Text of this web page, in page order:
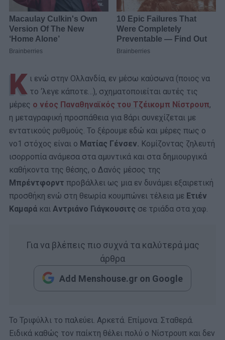
Κ ι ενώ στην Ολλανδία, εν μέσω καύσωνα (ποιος να
το ‘λεγε κάποτε…), σχηματοποιείται αυτές τις
μέρες ο νέος Παναθηναϊκός του Τζέικομπ Νίστρουπ,
η μεταγραφική προσπάθεια για 8άρι συνεχίζεται με
εντατικούς ρυθμούς. Το ξέρουμε εδώ και μέρες πως ο
νο1 στόχος είναι ο Ματίας Γένσεν. Κομίζοντας ζηλευτή
ισορροπία ανάμεσα στα αμυντικά και στα δημιουργικά
καθήκοντα της θέσης, ο Δανός μέσος της
Μπρέντφορντ προβάλλει ως μια εν δυνάμει εξαιρετική
προσθήκη ενώ στη θεωρία κουμπώνει τέλεια με Ετιέν
Καμαρά και Αντριάνο Γιάγκουσιτς σε τριάδα στα χαφ.
Για να βλέπεις πιο συχνά τα καλύτερά μας
άρθρα
Add Menshouse.gr on Google
Το Τριφύλλι το παλεύει. Αρκετά. Επίμονα. Σταθερά.
Ειδικά καθώς τον παίκτη θέλει πολύ ο Νίστρουπ και δεν